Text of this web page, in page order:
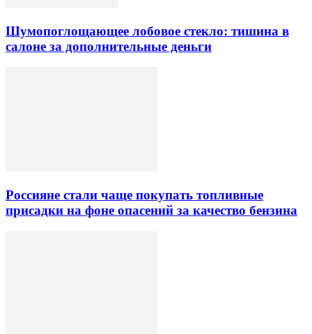
Шумопоглощающее лобовое стекло: тишина в
салоне за дополнительные деньги
Россияне стали чаще покупать топливные
присадки на фоне опасений за качество бензина